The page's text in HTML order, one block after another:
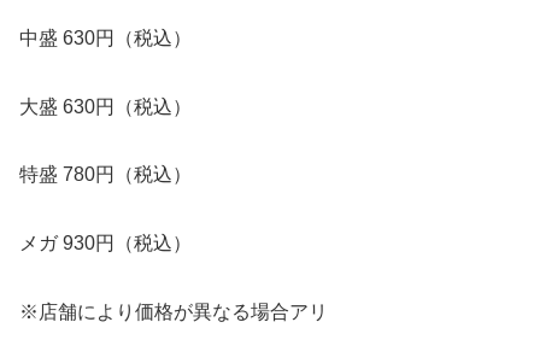
中盛 630円（税込）
大盛 630円（税込）
特盛 780円（税込）
メガ 930円（税込）
※店舗により価格が異なる場合アリ